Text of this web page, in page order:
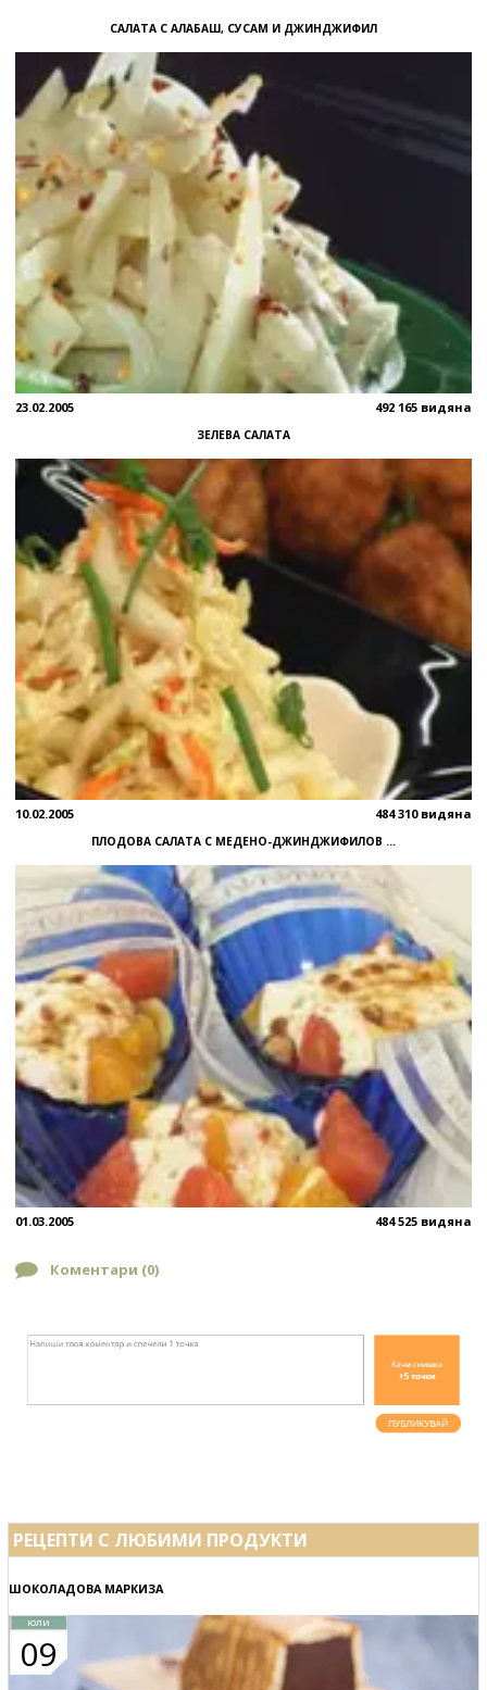
САЛАТА С АЛАБАШ, СУСАМ И ДЖИНДЖИФИЛ
23.02.2005 492 165 видяна
ЗЕЛЕВА САЛАТА
10.02.2005 484 310 видяна
ПЛОДОВА САЛАТА С МЕДЕНО-ДЖИНДЖИФИЛОВ ...
01.03.2005 484 525 видяна
Коментари (0)
РЕЦЕПТИ С ЛЮБИМИ ПРОДУКТИ
ШОКОЛАДОВА МАРКИЗА
юли
09